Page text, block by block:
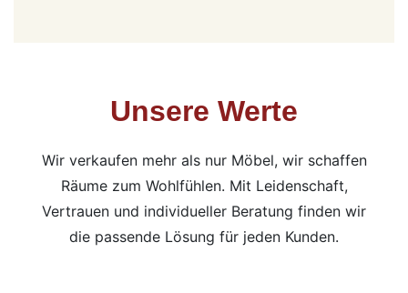
Unsere Werte
Wir verkaufen mehr als nur Möbel, wir schaffen
Räume zum Wohlfühlen. Mit Leidenschaft,
Vertrauen und individueller Beratung finden wir
die passende Lösung für jeden Kunden.